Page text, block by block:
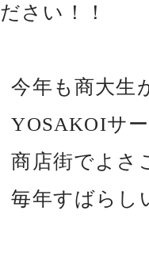
ださい！！
今年も商大生
YOSAKOIサ
商店街でよさ
毎年すばらし